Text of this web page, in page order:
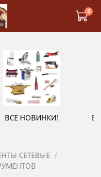
0
ВСЕ НОВИНКИ!
СЕТЕВЫЕ